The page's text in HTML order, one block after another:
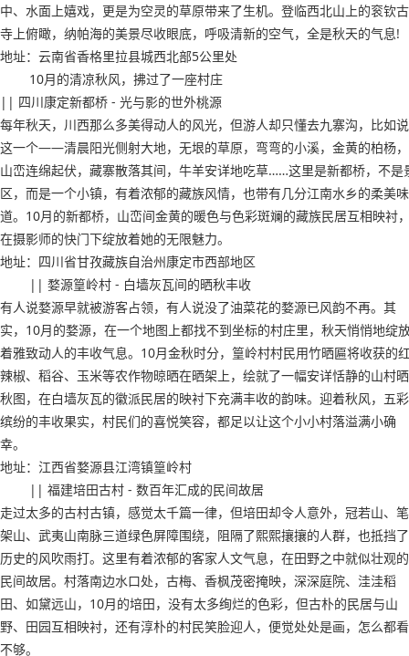
中、水面上嬉戏，更是为空灵的草原带来了生机。登临西北山上的衮钦古
寺上俯瞰，纳帕海的美景尽收眼底，呼吸清新的空气，全是秋天的气息!
地址：云南省香格里拉县城西北部5公里处
10月的清凉秋风，拂过了一座村庄
|| 四川康定新都桥 - 光与影的世外桃源
每年秋天，川西那么多美得动人的风光，但游人却只懂去九寨沟，比如说
这一个——清晨阳光侧射大地，无垠的草原，弯弯的小溪，金黄的柏杨，
山峦连绵起伏，藏寨散落其间，牛羊安详地吃草……这里是新都桥，不是
区，而是一个小镇，有着浓郁的藏族风情，也带有几分江南水乡的柔美味
道。10月的新都桥，山峦间金黄的暖色与色彩斑斓的藏族民居互相映衬
在摄影师的快门下绽放着她的无限魅力。
地址：四川省甘孜藏族自治州康定市西部地区
|| 婺源篁岭村 - 白墙灰瓦间的晒秋丰收
有人说婺源早就被游客占领，有人说没了油菜花的婺源已风韵不再。其
实，10月的婺源，在一个地图上都找不到坐标的村庄里，秋天悄悄地绽
着雅致动人的丰收气息。10月金秋时分，篁岭村村民用竹晒匾将收获的
辣椒、稻谷、玉米等农作物晾晒在晒架上，绘就了一幅安详恬静的山村晒
秋图，在白墙灰瓦的徽派民居的映衬下充满丰收的韵味。迎着秋风，五彩
缤纷的丰收果实，村民们的喜悦笑容，都足以让这个小小村落溢满小确
幸。
地址：江西省婺源县江湾镇篁岭村
|| 福建培田古村 - 数百年汇成的民间故居
走过太多的古村古镇，感觉太千篇一律，但培田却令人意外，冠若山、笔
架山、武夷山南脉三道绿色屏障围绕，阻隔了熙熙攘攘的人群，也抵挡了
历史的风吹雨打。这里有着浓郁的客家人文气息，在田野之中就似壮观的
民间故居。村落南边水口处，古梅、香枫茂密掩映，深深庭院、洼洼稻
田、如黛远山，10月的培田，没有太多绚烂的色彩，但古朴的民居与山
野、田园互相映衬，还有淳朴的村民笑脸迎人，便觉处处是画，怎么都看
不够。